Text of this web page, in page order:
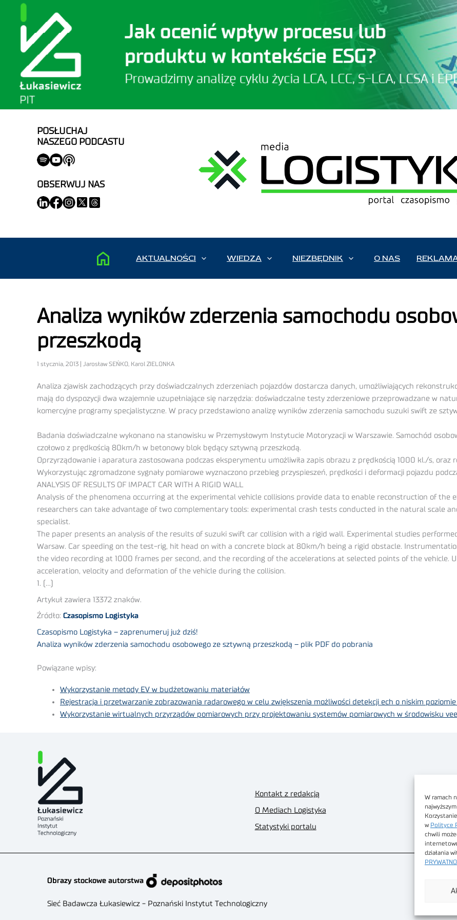
W ramach
w Polityce
chwili
działania
POSŁUCHAJ
NASZEGO PODCASTU
OBSERWUJ NAS
AKTUALNOŚCI WIEDZA NIEZBĘDNIK O NAS
Analiza wyników zderzenia samochodu
przeszkodą
1 stycznia, 2013 | Jarosław SEŃKO, Karol ZIELONKA
Analiza zjawisk zachodzących przy doświadczalnych zderzeniach pojazdów dostarcza danych, umożliwiających
mają do dyspozycji dwa wzajemnie uzupełniające się narzędzia: doświadczalne testy zderzeniowe przeprowadzane w
komercyjne programy specjalistyczne. W pracy przedstawiono analizę wyników zderzenia samochodu suzuki swift ze
Badania doświadczalne wykonano na stanowisku w Przemysłowym Instytucie Motoryzacji w Warszawie. Samochód
czołowo z prędkością 80km/h w betonowy blok będący sztywną przeszkodą.
Oprzyrządowanie i aparatura zastosowana podczas eksperymentu umożliwiła zapis obrazu z prędkością 1000 kl./s,
Wykorzystując zgromadzone sygnały pomiarowe wyznaczono przebieg przyspieszeń, prędkości i deformacji pojazdu
ANALYSIS OF RESULTS OF IMPACT CAR WITH A RIGID WALL
Analysis of the phenomena occurring at the experimental vehicle collisions provide data to enable reconstruction of the
researchers can take advantage of two complementary tools: experimental crash tests conducted in the natural scale
specialist.
The paper presents an analysis of the results of suzuki swift car collision with a rigid wall. Experimental studies
Warsaw. Car speeding on the test-rig, hit head on with a concrete block at 80km/h being a rigid obstacle.
the video recording at 1000 frames per second, and the recording of the accelerations at selected points of the vehicle.
acceleration, velocity and deformation of the vehicle during the collision.
1. (…)
Artykuł zawiera 13372 znaków.
Źródło: Czasopismo Logistyka
Czasopismo Logistyka – zaprenumeruj już dziś!
Analiza wyników zderzenia samochodu osobowego ze sztywną przeszkodą – plik PDF do pobrania
Powiązane wpisy:
Wykorzystanie metody EV w budżetowaniu materiałów
Rejestracja i przetwarzanie zobrazowania radarowego w celu zwiększenia możliwości detekcji ech o niskim poziomie
Wykorzystanie wirtualnych przyrządów pomiarowych przy projektowaniu systemów pomiarowych w środowisku
Kontakt z redakcją
O Mediach Logistyka
Statystyki portalu
Obrazy stockowe autorstwa
Sieć Badawcza Łukasiewicz - Poznański Instytut Technologiczny